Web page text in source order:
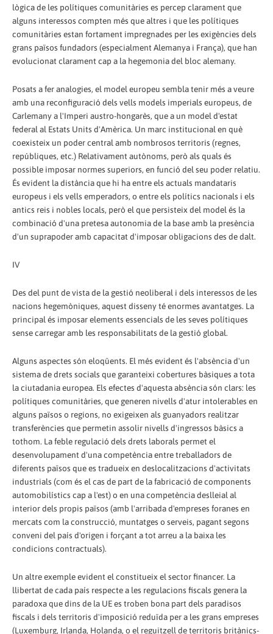
lògica de les polítiques comunitàries es percep clarament que
alguns interessos compten més que altres i que les polítiques
comunitàries estan fortament impregnades per les exigències dels
grans països fundadors (especialment Alemanya i França), que han
evolucionat clarament cap a la hegemonia del bloc alemany.
Posats a fer analogies, el model europeu sembla tenir més a veure
amb una reconfiguració dels vells models imperials europeus, de
Carlemany a l'Imperi austro-hongarès, que a un model d'estat
federal al Estats Units d'Amèrica. Un marc institucional en què
coexisteix un poder central amb nombrosos territoris (regnes,
repúbliques, etc.) Relativament autònoms, però als quals és
possible imposar normes superiors, en funció del seu poder relatiu.
És evident la distància que hi ha entre els actuals mandataris
europeus i els vells emperadors, o entre els polítics nacionals i els
antics reis i nobles locals, però el que persisteix del model és la
combinació d'una pretesa autonomia de la base amb la presència
d'un suprapoder amb capacitat d'imposar obligacions des de dalt.
IV
Des del punt de vista de la gestió neoliberal i dels interessos de les
nacions hegemòniques, aquest disseny té enormes avantatges. La
principal és imposar elements essencials de les seves polítiques
sense carregar amb les responsabilitats de la gestió global.
Alguns aspectes són eloqüents. El més evident és l'absència d'un
sistema de drets socials que garanteixi cobertures bàsiques a tota
la ciutadania europea. Els efectes d'aquesta absència són clars: les
polítiques comunitàries, que generen nivells d'atur intolerables en
alguns països o regions, no exigeixen als guanyadors realitzar
transferències que permetin assolir nivells d'ingressos bàsics a
tothom. La feble regulació dels drets laborals permet el
desenvolupament d'una competència entre treballadors de
diferents països que es tradueix en deslocalitzacions d'activitats
industrials (com és el cas de part de la fabricació de components
automobilístics cap a l'est) o en una competència deslleial al
interior dels propis països (amb l'arribada d'empreses foranes en
mercats com la construcció, muntatges o serveis, pagant segons
conveni del país d'origen i forçant a tot arreu a la baixa les
condicions contractuals).
Un altre exemple evident el constitueix el sector financer. La
llibertat de cada país respecte a les regulacions fiscals genera la
paradoxa que dins de la UE es troben bona part dels paradisos
fiscals i dels territoris d'imposició reduïda per a les grans empreses
(Luxemburg, Irlanda, Holanda, o el reguitzell de territoris britànics-